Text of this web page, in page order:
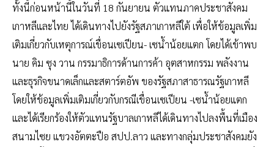
ทั้งนี้ก่อนหน้านี้ในวันที่ 18 กันยายน ตัวแทนภาคประชาสังคม
เกาหลีและไทย ได้เดินทางไปยังรัฐสภาเกาหลีใต้ เพื่อให้ข้อมูลเพิ่ม
เติมเกี่ยวกับเหตุการณ์เขื่อนเซเปียน- เซน้ำน้อยแตก โดยได้เข้าพบ
นาย คิม ซุง วาน กรรมาธิการด้านการค้า อุตสาหกรรม พลังงาน
และธุรกิจขนาดเล็กและสตาร์ตอัพ ของรัฐสภาสาธารณรัฐเกาหลี
โดยให้ข้อมูลเพิ่มเติมเกี่ยวกับกรณีเขื่อนเซเปียน -เซน้ำน้อยแตก
และได้เรียกร้องให้ตัวแทนรัฐบาลเกาหลีได้เดินทางไปลงพื้นที่เมือง
สนามไซย แขวงอัตตะปือ สปป.ลาว และทางกลุ่มประชาสังคมยัง